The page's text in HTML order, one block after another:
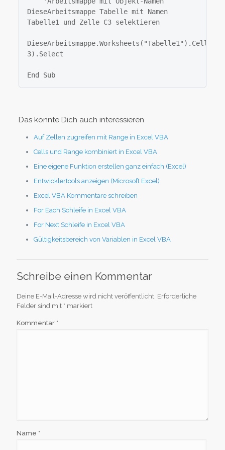
DieseArbeitsmappe Tabelle mit Namen
Tabelle1 und Zelle C3 selektieren
DieseArbeitsmappe.Worksheets("Tabelle1").Cells(3,
3).Select
End Sub
Das könnte Dich auch interessieren
Auf Zellen zugreifen mit Range in Excel VBA
Cells und Range kombiniert in Excel VBA
Eine eigene Funktion erstellen ganz einfach (Excel)
Entwicklertools anzeigen (Microsoft Excel)
Excel VBA Kommentare schreiben
For Each Schleife in Excel VBA
For Next Schleife in Excel VBA
Gültigkeitsbereich von Variablen in Excel VBA
Schreibe einen Kommentar
Deine E-Mail-Adresse wird nicht veröffentlicht. Erforderliche
Felder sind mit * markiert
Kommentar *
Name *